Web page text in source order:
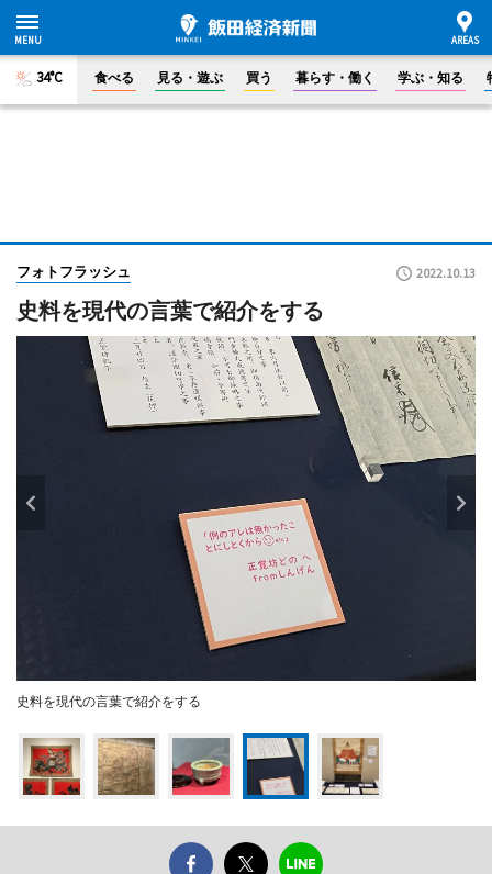
34°C 食べる 見る・遊ぶ 買う 暮らす・働く 学ぶ・知る
フォトフラッシュ 2022.10.13
史料を現代の言葉で紹介をする
史料を現代の言葉で紹介をする